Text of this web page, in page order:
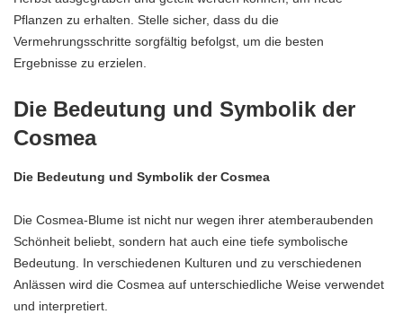
Pflanzen zu erhalten. Stelle sicher, dass du die
Vermehrungsschritte sorgfältig befolgst, um die besten
Ergebnisse zu erzielen.
Die Bedeutung und Symbolik der
Cosmea
Die Bedeutung und Symbolik der Cosmea
Die Cosmea-Blume ist nicht nur wegen ihrer atemberaubenden
Schönheit beliebt, sondern hat auch eine tiefe symbolische
Bedeutung. In verschiedenen Kulturen und zu verschiedenen
Anlässen wird die Cosmea auf unterschiedliche Weise verwendet
und interpretiert.